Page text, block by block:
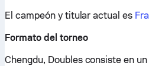
El campeón y titular actual es
Formato del torneo
Chengdu, Doubles consiste en